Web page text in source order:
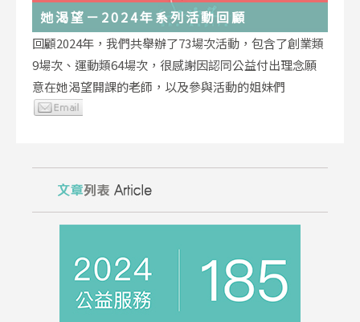
她渴望－2024年系列活動回顧
回顧2024年，我們共舉辦了73場次活動，包含了創業類
9場次、運動類64場次，很感謝因認同公益付出理念願
意在她渴望開課的老師，以及參與活動的姐妹們